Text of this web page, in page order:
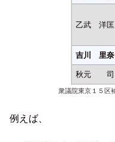
乙武 洋匡
吉川 里奈
秋元 司
衆議院東京１５区
例えば、